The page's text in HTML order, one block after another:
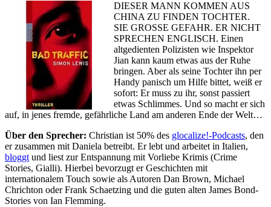
–
Das
andere
Kind
DIESER MANN KOMMEN AUS
CHINA ZU FINDEN TOCHTER.
SIE GROSSE GEFAHR. ER NICHT
SPRECHEN ENGLISCH. Einen
altgedienten Polizisten wie Inspektor
Jian kann kaum etwas aus der Ruhe
bringen. Aber als seine Tochter ihn per
Handy panisch um Hilfe bittet, weiß er
sofort: Er muss zu ihr, sonst passiert
etwas Schlimmes. Und so macht er sich
auf, in jenes fremde, gefährliche Land am anderen Ende der Welt…
Über den Sprecher: Christian ist 50% des glocalize!-Podcasts, den
er zusammen mit Daniela betreibt. Er lebt und arbeitet in Italien,
bloggt und liest zur Entspannung mit Vorliebe Krimis (Crime
Stories, Gialli). Hierbei bevorzugt er Geschichten mit
internationalem Touch sowie als Autoren Dan Brown, Michael
Chrichton oder Frank Schaetzing und die guten alten James Bond-
Stories von Ian Flemming.